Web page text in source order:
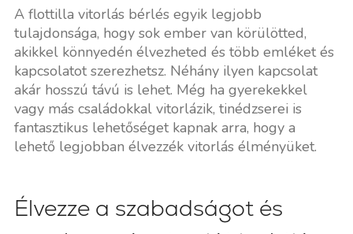
A flottilla vitorlás bérlés egyik legjobb
tulajdonsága, hogy sok ember van körülötted,
akikkel könnyedén élvezheted és több emléket és
kapcsolatot szerezhetsz. Néhány ilyen kapcsolat
akár hosszú távú is lehet. Még ha gyerekekkel
vagy más családokkal vitorlázik, tinédzserei is
fantasztikus lehetőséget kapnak arra, hogy a
lehető legjobban élvezzék vitorlás élményüket.
Élvezze a szabadságot és